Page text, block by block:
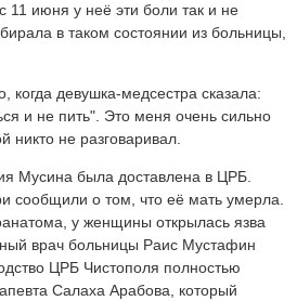
11 июня у неё эти боли так и не
в таком состоянии из больницы,
когда девушка-медсестра сказала:
и не пить". Это меня очень сильно
не разговаривал.
Мусина была доставлена в ЦРБ.
сообщили о том, что её мать умерла.
у женщины открылась язва
врач больницы Раис Мустафин
ЦРБ Чистополя полностью
Салаха Арабова, который